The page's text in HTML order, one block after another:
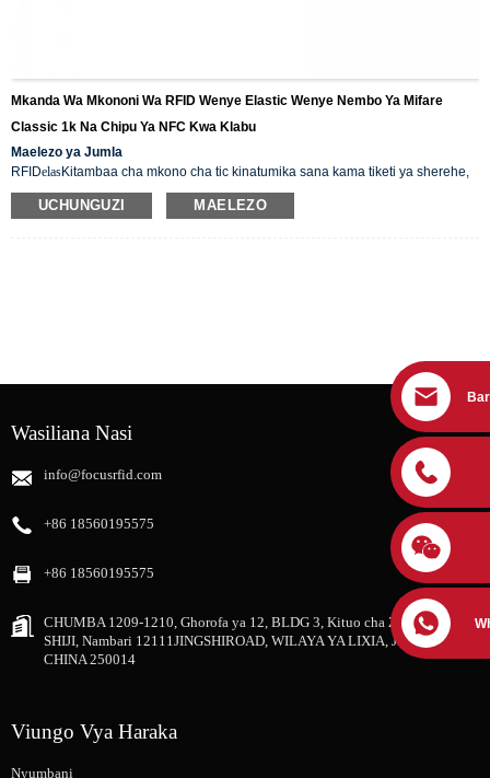
Mkanda Wa Mkononi Wa RFID Wenye Elastic Wenye Nembo Ya Mifare
Classic 1k Na Chipu Ya NFC Kwa Klabu
Maelezo ya Jumla
RFIDelasKitambaa cha mkono cha tic kinatumika sana kama tiketi ya sherehe,
bustani ya maji, na michezo ya michezo. Ni cha matumizi magumu, hakipitishi
maji, hakipitishi vumbi na gharama nafuu. Kimeundwa kwa mtindo na akili.
UCHUNGUZI MAELEZO
Wasiliana Nasi
info@focusrfid.com
+86 18560195575
+86 18560195575
CHUMBA 1209-1210, Ghorofa ya 12, BLDG 3, Kituo cha ZHONGRUNG
SHIJI, Nambari 12111JINGSHIROAD, WILAYA YA LIXIA, JIJI LA JINAN,
CHINA 250014
Viungo Vya Haraka
Nyumbani